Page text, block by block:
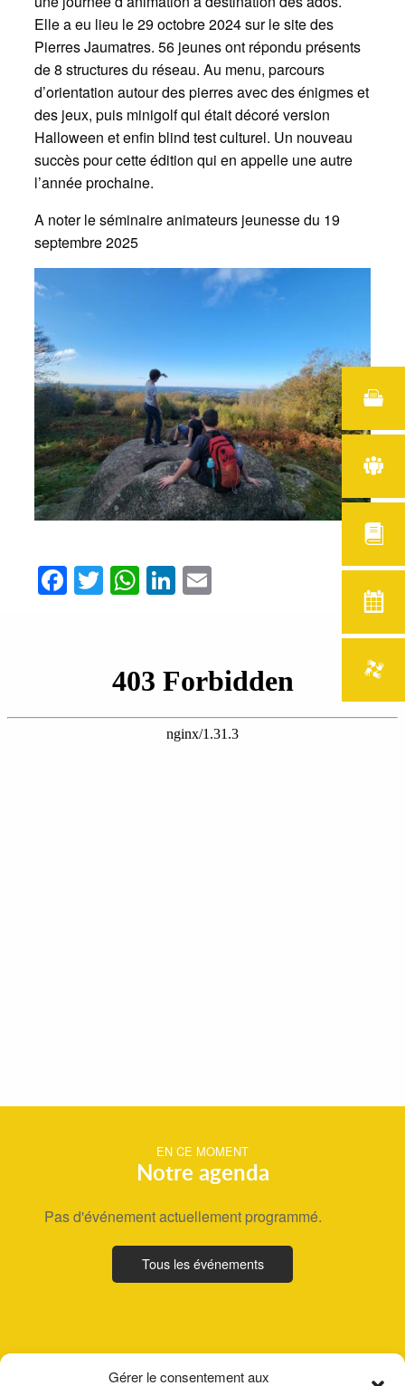
Gérer le consentement aux
Elle a eu lieu le 29 octobre 2024 sur le site des
Pierres Jaumatres. 56 jeunes ont répondu présents
de 8 structures du réseau. Au menu, parcours
d’orientation autour des pierres avec des énigmes et
des jeux, puis minigolf qui était décoré version
Halloween et enfin blind test culturel. Un nouveau
succès pour cette édition qui en appelle une autre
l’année prochaine.
A noter le séminaire animateurs jeunesse du 19
septembre 2025
Facebook
Twitter
WhatsApp
LinkedIn
EN CE MOMENT
Notre agenda
Pas d'événement actuellement programmé.
Tous les événements